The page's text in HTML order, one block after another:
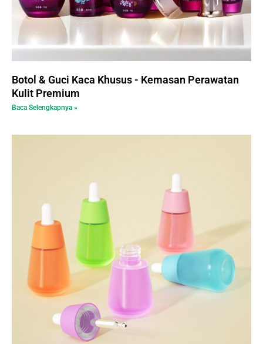
Botol & Guci Kaca Khusus - Kemasan Perawatan
Kulit Premium
Baca Selengkapnya »